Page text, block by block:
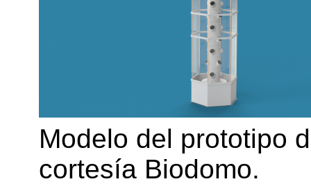
Modelo del prototipo
cortesía Biodomo.